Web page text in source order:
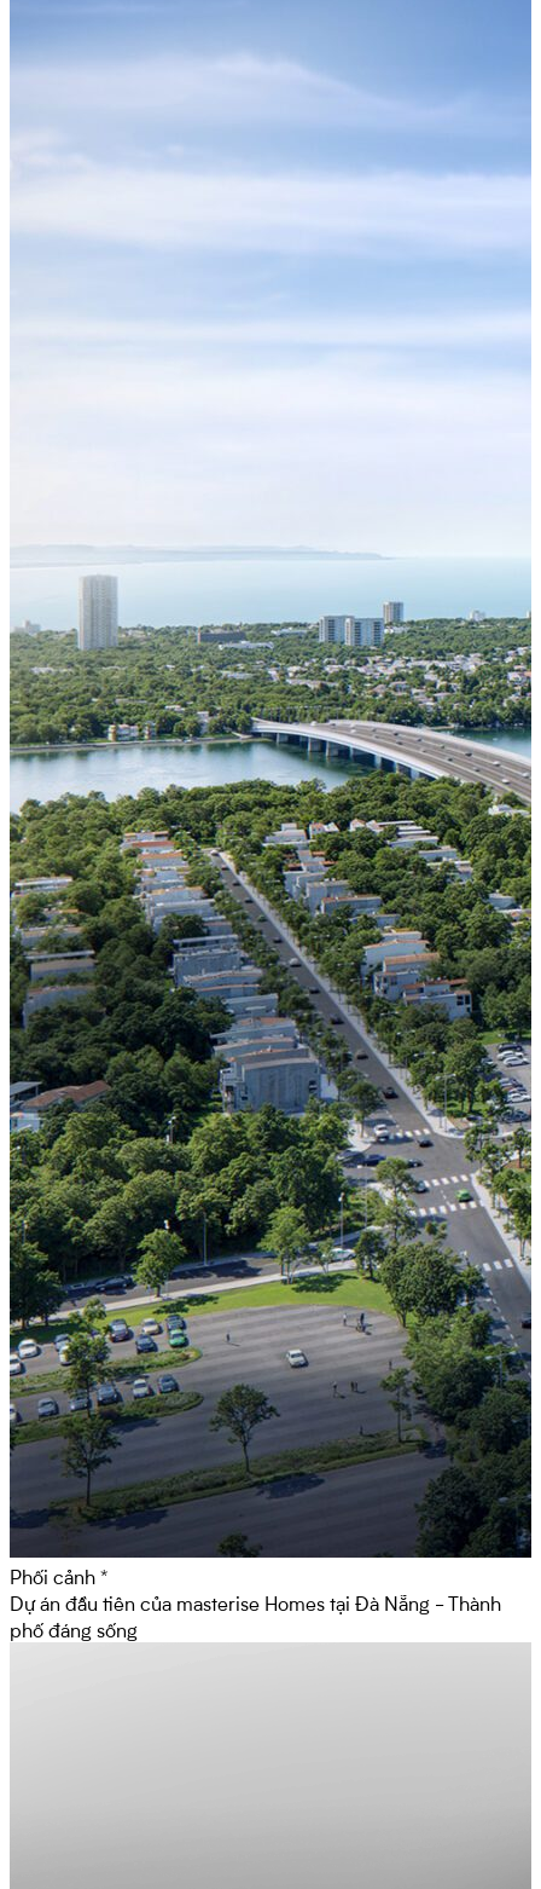
Phối cảnh *
Dự án đầu tiên của masterise Homestại Đà Nẵng - Thành
phố đáng sống